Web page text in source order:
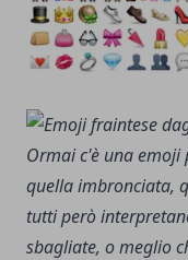
Ormai c'è una emoji
quella imbronciata,
tutti però
sbagliate, o meglio